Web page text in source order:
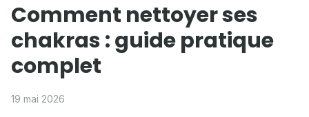
Comment nettoyer ses
chakras : guide pratique
complet
19 mai 2026